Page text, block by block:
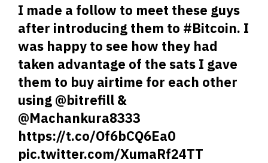
I made a follow to meet these guys
after introducing them to #Bitcoin. I
was happy to see how they had
taken advantage of the sats I gave
them to buy airtime for each other
using @bitrefill &
@Machankura8333
https://t.co/Of6bCQ6Ea0
pic.twitter.com/XumaRf24TT